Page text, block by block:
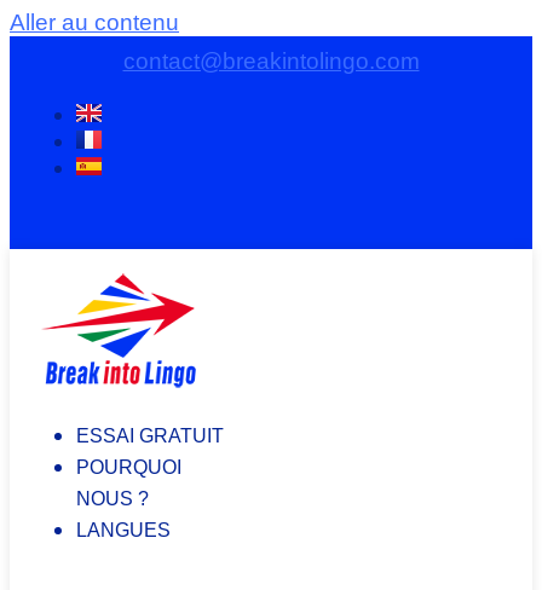
Aller au contenu
contact@breakintolingo.com
ESSAI GRATUIT
POURQUOI
NOUS ?
LANGUES